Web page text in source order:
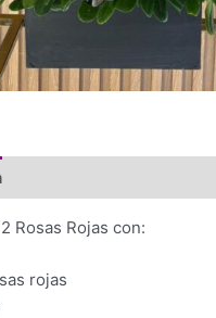
Rosas Rojas con:
rojas